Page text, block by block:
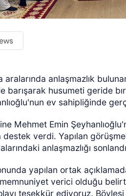
aralarında anlaşmazlık
barışarak husumeti geride
ev sahipliğinde
Mehmet Emin
destek verdi. Yapılan
anlaşmazlığı
yapılan ortak
memnuniyet verici olduğu
teşekkür ediyoruz.